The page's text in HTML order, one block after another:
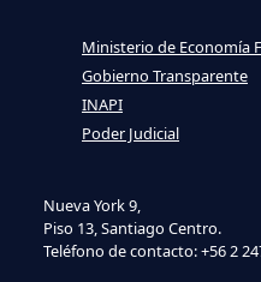
Nueva York 9,
Piso 13, Santiago Centro.
Teléfono de contacto: +56 2
Ministerio de Economía
Gobierno Transparente
INAPI
Poder Judicial